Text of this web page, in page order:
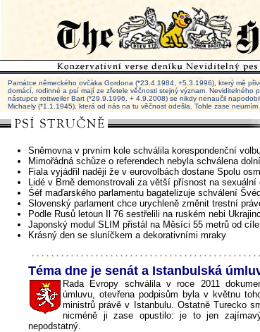
Památce německého ovčáka Gordona (*23.4.1984, +5.3.1996), který mě
domácí, rodinné a psí mají ze zřetele věčnosti stejný význam. Neviditelného
nástupce rottweiler Bart (*29.9.1996, + 4.9.2008) se nikdy nenaučil
Michaely (*1.1.1945), která od nás na tu věčnost odešla. Tohle zase neumím
Sněmovna v prvním kole schválila korespondenční
Mimořádná schůze o referendech nebyla schválena
Fiala vyjádřil naději že v eurovolbách dostane Spolu
Lidé v Brně demonstrovali za větší přísnost na sexuální
Śéf maďarského parlamentu bagatelizuje schválení
Slovenský parlament chce urychleně změnit trestní
Podle Rusů letoun Il 76 sestřelili na ruském nebi
Japonský modul SLIM přistál na Měsíci 55 metrů od cíle
Krásný den se sluníčkem a dekorativními mraky
Téma dne je senát a Istanbulská
Rada Evropy schválila v roce 2011
úmluvu, otevřena podpisům byla v květnu
ministrů právě v Istanbulu. Ostatně Turecko
nicméně ji zase opustilo: je to jen
nepodstatný.